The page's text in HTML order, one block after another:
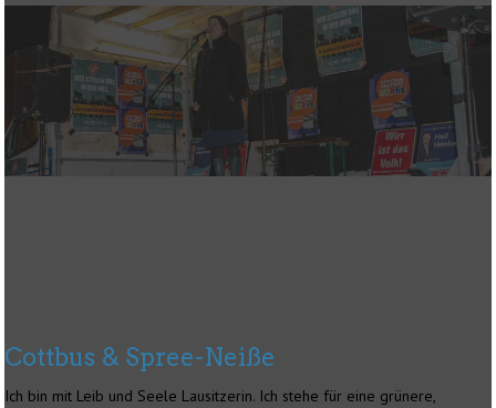
Cottbus & Spree-Neiße
Ich bin mit Leib und Seele Lausitzerin. Ich stehe für eine grünere,